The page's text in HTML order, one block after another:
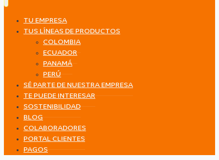
TU EMPRESA
TUS LÍNEAS DE PRODUCTOS
COLOMBIA
ECUADOR
PANAMÁ
PERÚ
SÉ PARTE DE NUESTRA EMPRESA
TE PUEDE INTERESAR
SOSTENIBILIDAD
BLOG
COLABORADORES
PORTAL CLIENTES
PAGOS